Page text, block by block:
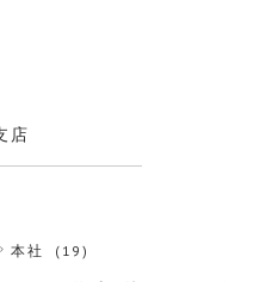
店
本社 (19)